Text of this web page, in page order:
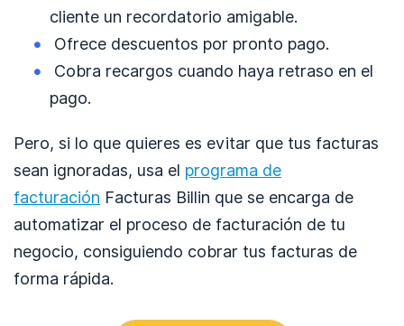
cliente un recordatorio amigable.
Ofrece descuentos por pronto pago.
Cobra recargos cuando haya retraso en el
pago.
Pero, si lo que quieres es evitar que tus facturas
sean ignoradas, usa el programa de
facturación Facturas Billin que se encarga de
automatizar el proceso de facturación de tu
negocio, consiguiendo cobrar tus facturas de
forma rápida.